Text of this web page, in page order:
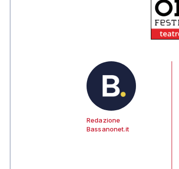
Redazione
Bassanonet.it